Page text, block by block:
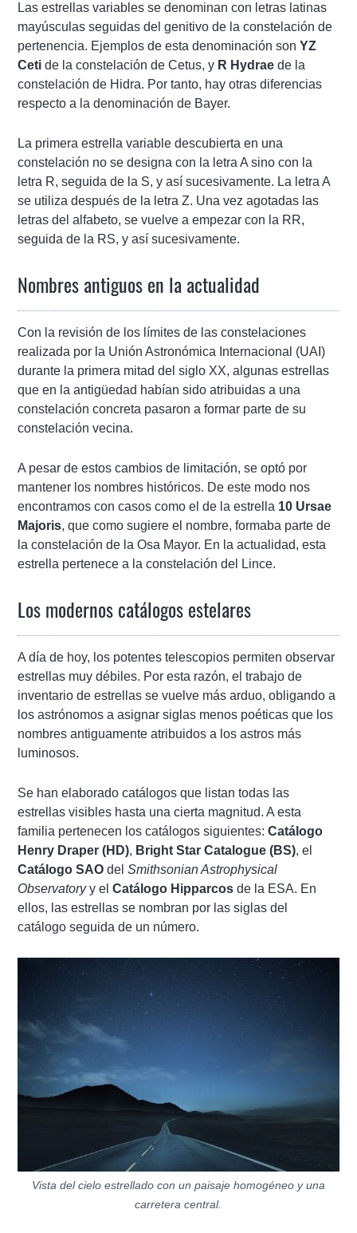
Las estrellas variables se denominan con letras latinas
mayúsculas seguidas del genitivo de la constelación de
pertenencia. Ejemplos de esta denominación sonYZ
Ceti de la constelación de Cetus, y R Hydrae de la
constelación de Hidra. Por tanto, hay otras diferencias
respecto a la denominación de Bayer.
La primera estrella variable descubierta en una
constelación no se designa con la letra A sino con la
letra R, seguida de la S, y así sucesivamente. La letra A
se utiliza después de la letra Z. Una vez agotadas las
letras del alfabeto, se vuelve a empezar con la RR,
seguida de la RS, y así sucesivamente.
Nombres antiguos en la actualidad
Con la revisión de los límites de las constelaciones
realizada por la Unión Astronómica Internacional (UAI)
durante la primera mitad del siglo XX, algunas estrellas
que en la antigüedad habían sido atribuidas a una
constelación concreta pasaron a formar parte de su
constelación vecina.
A pesar de estos cambios de limitación, se optó por
mantener los nombres históricos. De este modo nos
encontramos con casos como el de la estrella 10 Ursae
Majoris, que como sugiere el nombre, formaba parte de
la constelación de la Osa Mayor. En la actualidad, esta
estrella pertenece a la constelación del Lince.
Los modernos catálogos estelares
A día de hoy, los potentes telescopios permiten observar
estrellas muy débiles. Por esta razón, el trabajo de
inventario de estrellas se vuelve más arduo, obligando a
los astrónomos a asignar siglas menos poéticas que los
nombres antiguamente atribuidos a los astros más
luminosos.
Se han elaborado catálogos que listan todas las
estrellas visibles hasta una cierta magnitud. A esta
familia pertenecen los catálogos siguientes:Catálogo
Henry Draper (HD), Bright Star Catalogue (BS), el
Catálogo SAO delSmithsonian Astrophysical
Observatoryy elCatálogo Hipparcos de la ESA. En
ellos, las estrellas se nombran por las siglas del
catálogo seguida de un número.
Vista del cielo estrellado con un paisaje homogéneo y una
carretera central.